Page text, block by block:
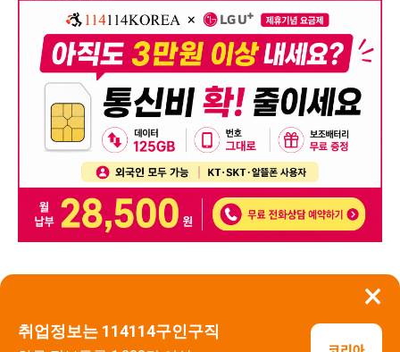
×
취업정보는 114114구인구직